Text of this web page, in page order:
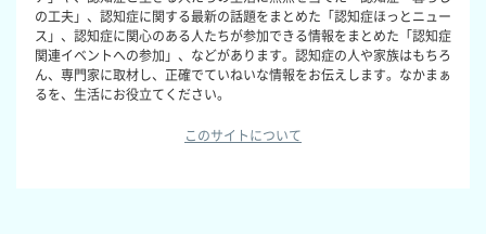
の工夫」、認知症に関する最新の話題をまとめた「認知症ほっとニュー
ス」、認知症に関心のある人たちが参加できる情報をまとめた「認知症
関連イベントへの参加」、などがあります。認知症の人や家族はもちろ
ん、専門家に取材し、正確でていねいな情報をお伝えします。なかまぁ
るを、生活にお役立てください。
このサイトについて